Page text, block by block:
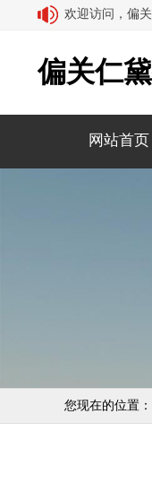
欢迎访问，偏
偏关仁
网站首页
您现在的位置：